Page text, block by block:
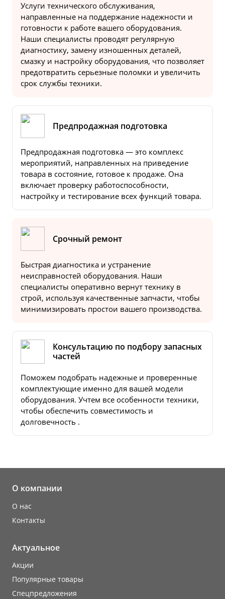
Услуги технического обслуживания,
направленные на поддержание надежности и
готовности к работе вашего оборудования.
Наши специалисты проводят регулярную
диагностику, замену изношенных деталей,
смазку и настройку оборудования, что позволяет
предотвратить серьезные поломки и увеличить
срок службы техники.
Предпродажная подготовка
Предпродажная подготовка — это комплекс
мероприятий, направленных на приведение
товара в состояние, готовое к продаже. Она
включает проверку работоспособности,
настройку и тестирование всех функций товара.
Срочный ремонт
Быстрая диагностика и устранение
неисправностей оборудования. Наши
специалисты оперативно вернут технику в
строй, используя качественные запчасти, чтобы
минимизировать простои вашего производства.
Консультацию по подбору запасных
частей
Поможем подобрать надежные и проверенные
комплектующие именно для вашей модели
оборудования. Учтем все особенности техники,
чтобы обеспечить совместимость и
долговечность .
О компании
О нас
Контакты
Актуальное
Акции
Популярные товары
Cпецпредложения